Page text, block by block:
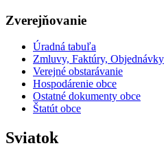
Zverejňovanie
Úradná tabuľa
Zmluvy, Faktúry, Objednávky
Verejné obstarávanie
Hospodárenie obce
Ostatné dokumenty obce
Štatút obce
Sviatok